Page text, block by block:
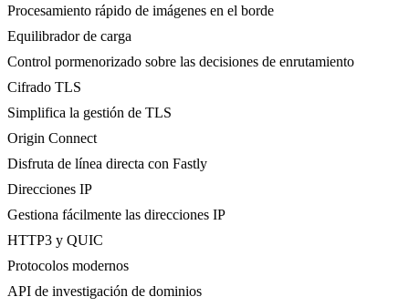
Procesamiento rápido de imágenes en el borde
Equilibrador de carga
Control pormenorizado sobre las decisiones de enrutamiento
Cifrado TLS
Simplifica la gestión de TLS
Origin Connect
Disfruta de línea directa con Fastly
Direcciones IP
Gestiona fácilmente las direcciones IP
HTTP3 y QUIC
Protocolos modernos
API de investigación de dominios